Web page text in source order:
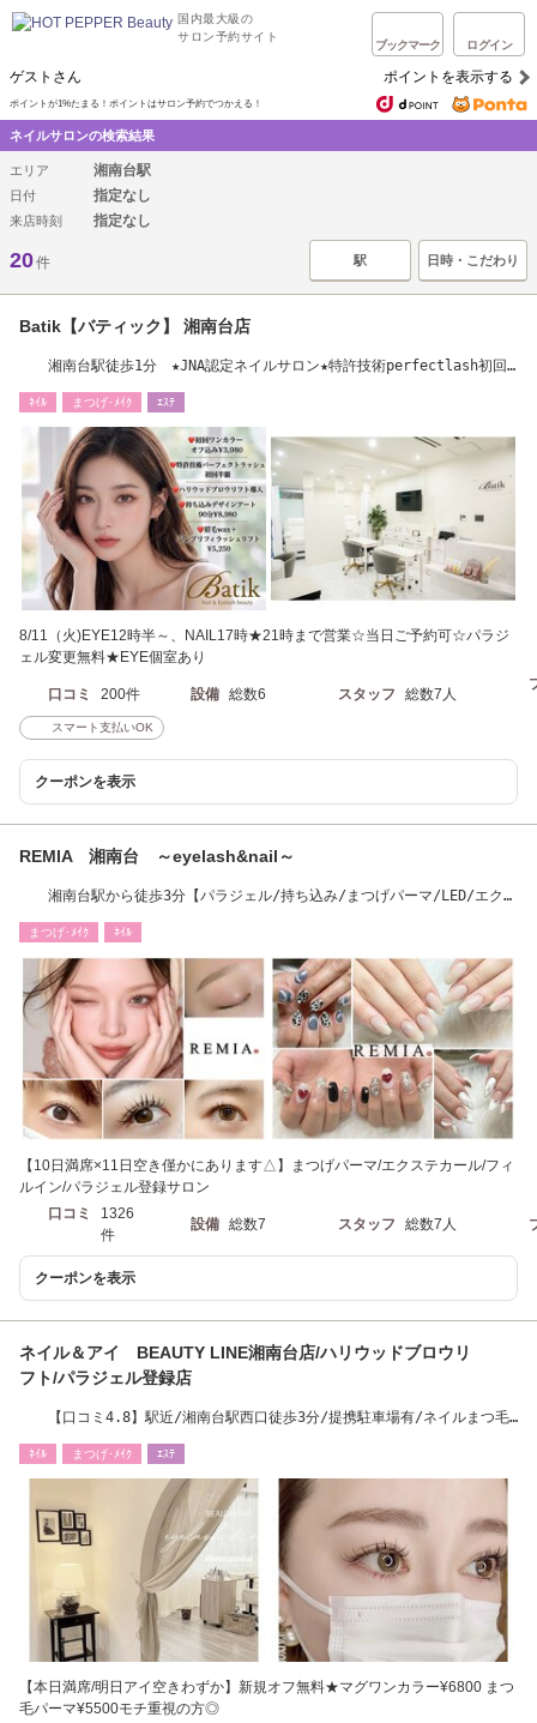
国内最大級の
サロン予約サイト
ブックマーク ログイン
ゲストさん ポイントを表示する
ポイントが1%たまる！ポイントはサロン予約でつかえる！
ネイルサロンの検索結果
エリア 湘南台駅
日付 指定なし
来店時刻 指定なし
20件 駅 日時・こだわり
Batik【バティック】 湘南台店
湘南台駅徒歩1分 ★JNA認定ネイルサロン★特許技術perfectlash初回
ﾈｲﾙ まつげ･ﾒｲｸ ｴｽﾃ
8/11（火)EYE12時半～、NAIL17時★21時まで営業☆当日ご予約可☆パラジ
ェル変更無料★EYE個室あり
口コミ 200件 設備 総数6 スタッフ 総数7人
スマート支払いOK
クーポンを表示
REMIA 湘南台 ～eyelash&nail～
湘南台駅から徒歩3分【パラジェル/持ち込み/まつげパーマ/LED/エクス
まつげ･ﾒｲｸ ﾈｲﾙ
【10日満席×11日空き僅かにあります△】まつげパーマ/エクステカール/フィ
ルイン/パラジェル登録サロン
口コミ
1326
件
設備 総数7 スタッフ 総数7人
クーポンを表示
ネイル＆アイ BEAUTY LINE湘南台店/ハリウッドブロウリ
フト/パラジェル登録店
【口コミ4.8】駅近/湘南台駅西口徒歩3分/提携駐車場有/ネイルまつ毛
ﾈｲﾙ まつげ･ﾒｲｸ ｴｽﾃ
【本日満席/明日アイ空きわずか】新規オフ無料★マグワンカラー¥6800 まつ
毛パーマ¥5500モチ重視の方◎